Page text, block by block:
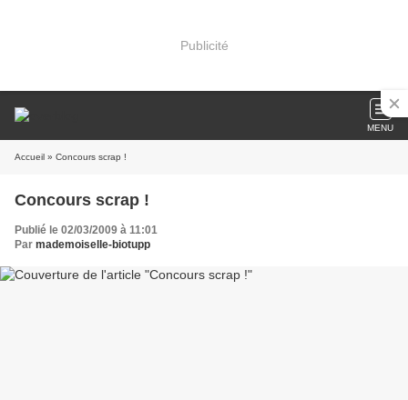
Publicité
MENU
Accueil » Concours scrap !
Concours scrap !
Publié le 02/03/2009 à 11:01
Par mademoiselle-biotupp